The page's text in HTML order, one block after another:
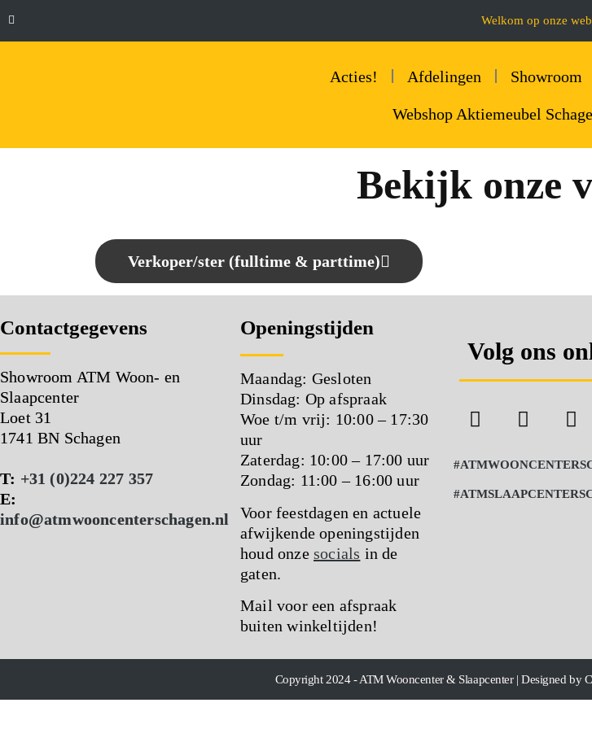
Welkom op onze
Acties! Afdelingen Showroom
Webshop Aktiemeubel
Bekijk onze
Verkoper/ster (fulltime & parttime)
Contactgegevens
Showroom ATM Woon- en
Slaapcenter
Loet 31
1741 BN Schagen
T: +31 (0)224 227 357
E:
info@atmwooncenterschagen.nl
Openingstijden
Maandag: Gesloten
Dinsdag: Op afspraak
Woe t/m vrij: 10:00 – 17:30
uur
Zaterdag: 10:00 – 17:00 uur
Zondag: 11:00 – 16:00 uur
Voor feestdagen en actuele
afwijkende openingstijden
houd onze socials in de
gaten.
Mail voor een afspraak
buiten winkeltijden!
Volg ons
Copyright 2024 - ATM Wooncenter & Slaapcenter | Designed by